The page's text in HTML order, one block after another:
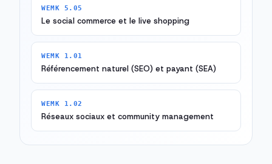
WEMK 5.05
Le social commerce et le live shopping
WEMK 1.01
Référencement naturel (SEO) et payant (SEA)
WEMK 1.02
Réseaux sociaux et community management